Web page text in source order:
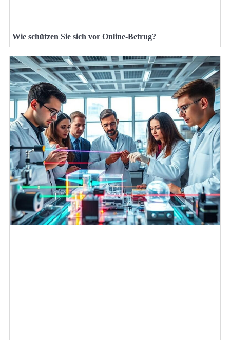
Wie schützen Sie sich vor Online-Betrug?